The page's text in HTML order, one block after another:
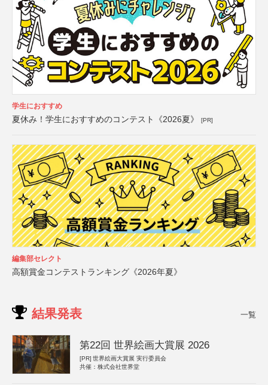
学生におすすめ
夏休み！学生におすすめのコンテスト《2026夏》 [PR]
編集部セレクト
高額賞金コンテストランキング《2026年夏》
結果発表 一覧
第22回 世界絵画大賞展 2026
[PR] 世界絵画大賞展 実行委員会
共催：株式会社世界堂